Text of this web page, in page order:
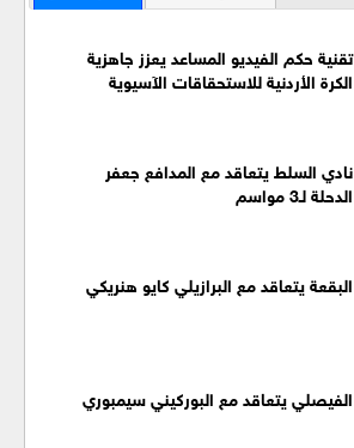
تقنية حكم الفيديو المساعد يعزز جاهزية
الكرة الأردنية للاستحقاقات الآسيوية
نادي السلط يتعاقد مع المدافع جعفر
الدحلة لـ3 مواسم
البقعة يتعاقد مع البرازيلي كايو هنريكي
الفيصلي يتعاقد مع البوركيني سيمبوري